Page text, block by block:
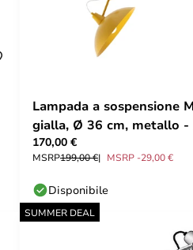
Lampada a sospensione
gialla, Ø 36 cm, metallo -
170,00 €
MSRP199,00 € MSRP -29,00 €
Disponibile
SUMMER DEAL